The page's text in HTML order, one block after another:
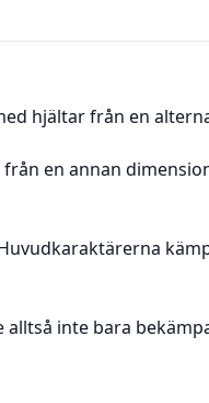
hjältar från en
en annan
inte bara